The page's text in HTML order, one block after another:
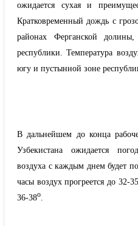
ожидается сухая и
Кратковременный дождь с
районах Ферганской
республики. Температура
югу и пустынной зоне
В дальнейшем до конца
Узбекистана ожидается
воздуха с каждым днем будет
часы воздух прогреется до 32-35
36-38о.